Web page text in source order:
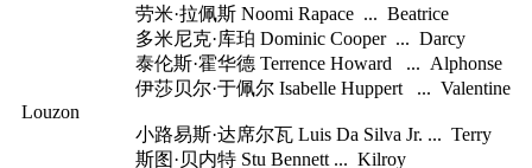
劳米·拉佩斯 Noomi Rapace ... Beatrice
多米尼克·库珀 Dominic Cooper ... Darcy
泰伦斯·霍华德 Terrence Howard ... Alphonse
伊莎贝尔·于佩尔 Isabelle Huppert ... Valentine
Louzon
小路易斯·达席尔瓦 Luis Da Silva Jr. ... Terry
斯图·贝内特 Stu Bennett ... Kilroy